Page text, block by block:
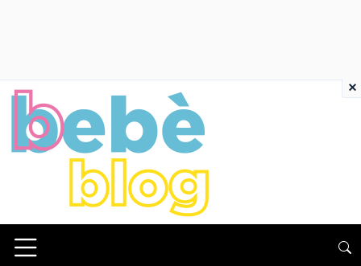
×